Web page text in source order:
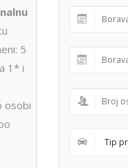
5
1* i
osobi